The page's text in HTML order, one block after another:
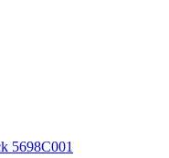
5698C001